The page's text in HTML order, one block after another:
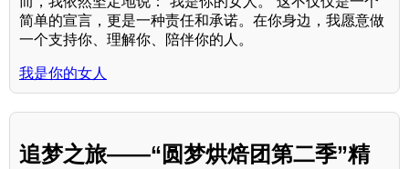
简单的宣言，更是一种责任和承诺。在你身边，我愿意做
一个支持你、理解你、陪伴你的人。
我是你的女人
追梦之旅——“圆梦烘焙团第二季”精